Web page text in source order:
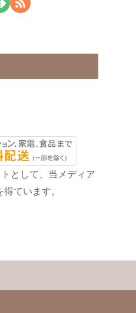
として、当メディア
ています。